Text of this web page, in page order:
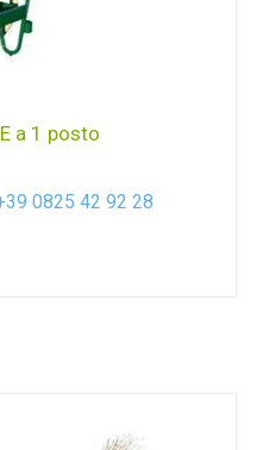
a 1 posto
0825 42 92 28